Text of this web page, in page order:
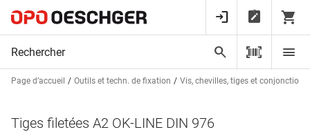
Page d’accueil Outils et techn. de fixation Vis, chevilles, tiges et conjonctions
Tiges filetées A2 OK-LINE DIN 976